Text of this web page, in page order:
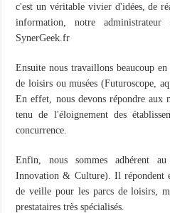
c'est un véritable vivier d'idées, de
information, notre
SynerGeek.fr
Ensuite nous travaillons beaucoup
de loisirs ou musées (Futuroscope,
En effet, nous devons répondre aux
tenu de l'éloignement des
concurrence.
Enfin, nous sommes adhérent au
Innovation & Culture). Il répondent
de veille pour les parcs de loisirs,
prestataires très spécialisés.